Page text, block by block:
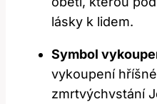
lásky k lidem.
Symbol
vykoupení
zmrtvýchvstání